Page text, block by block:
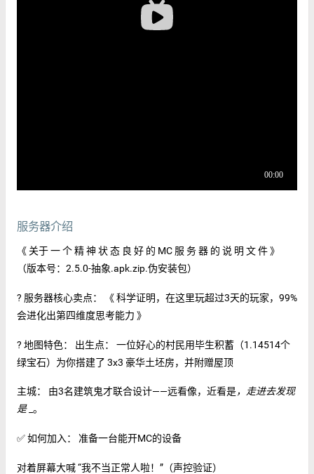
服务器介绍
《 关于 一 个 精 神 状 态 良 好 的 MC 服 务 器 的 说 明 文 件 》
（版本号：2.5.0-抽象.apk.zip.伪安装包）
? 服务器核心卖点： 《 科学证明，在这里玩超过3天的玩家，99%
会进化出第四维度思考能力 》
? 地图特色： 出生点： 一位好心的村民用毕生积蓄（1.14514个
绿宝石）为你搭建了 3x3 豪华土坯房，并附赠屋顶
主城： 由3名建筑鬼才联合设计——远看像，近看是，走进去发现
是 _。
✅ 如何加入： 准备一台能开MC的设备
对着屏幕大喊 “我不当正常人啦！”（声控验证）